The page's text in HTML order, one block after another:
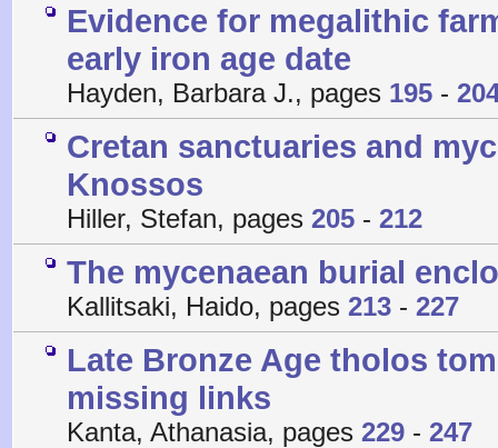
Evidence for megalithic
early iron age date
Hayden, Barbara J., pages 195 -
Cretan sanctuaries and
Knossos
Hiller, Stefan, pages 205 - 212
The mycenaean burial
Kallitsaki, Haido, pages 213 - 227
Late Bronze Age tholos
missing links
Kanta, Athanasia, pages 229 - 247